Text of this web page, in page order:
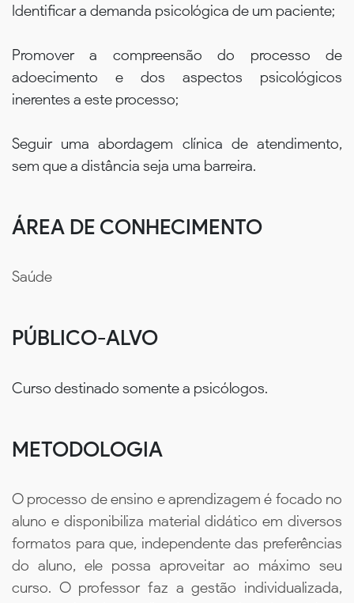
Identificar a demanda psicológica de um paciente;
Promover a compreensão do processo de
adoecimento e dos aspectos psicológicos
inerentes a este processo;
Seguir uma abordagem clínica de atendimento,
sem que a distância seja uma barreira.
ÁREA DE CONHECIMENTO
Saúde
PÚBLICO-ALVO
Curso destinado somente a psicólogos.
METODOLOGIA
O processo de ensino e aprendizagem é focado no
aluno e disponibiliza material didático em diversos
formatos para que, independente das preferências
do aluno, ele possa aproveitar ao máximo seu
curso. O professor faz a gestão individualizada,